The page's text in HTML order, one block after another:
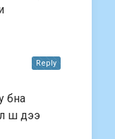
бна
ш дээ
Reply